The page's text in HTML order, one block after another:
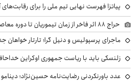
پیاتزا فهرست نهایی تیم ملی را برای رقابت‌های
حراج ۸۸ اثر فاخر از زمان تیموریان تا دوره معاصر +تصاویر
ماجرای پرسپولیس و دنیل گرا؛ تارتار
زلنسکی باید با ریاست جمهوری اوکراین
عدد باورنکردنی رضایت‌نامه حسین‌نژاد؛ دینامو